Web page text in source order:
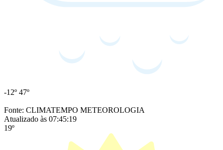
-12º 47º
Fonte: CLIMATEMPO METEOROLOGIA
Atualizado às 07:45:19
19º